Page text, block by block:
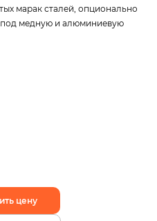
марак сталей, опционально
медную и алюминиевую
цену